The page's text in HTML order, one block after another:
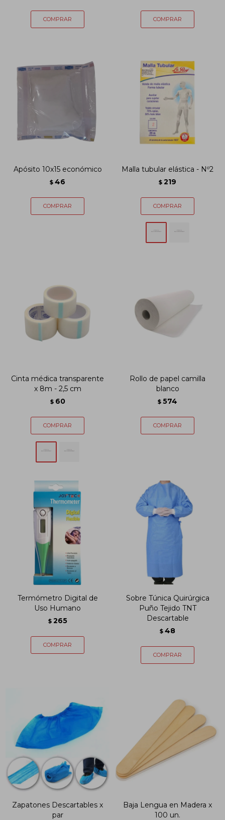
Apósito 10x15 económico
$ 46
Malla tubular elástica - Nº2
$ 219
Cinta médica transparente
x 8m - 2,5 cm
$ 60
Rollo de papel camilla
blanco
$ 574
Termómetro Digital de
Uso Humano
$ 265
Sobre Túnica Quirúrgica
Puño Tejido TNT
Descartable
$ 48
Zapatones Descartables x
par
Baja Lengua en Madera x
100 un.